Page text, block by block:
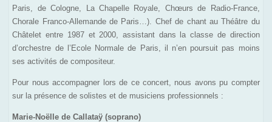
Paris, de Cologne, La Chapelle Royale, Chœurs de Radio-France,
Chorale Franco-Allemande de Paris…). Chef de chant au Théâtre du
Châtelet entre 1987 et 2000, assistant dans la classe de direction
d’orchestre de l’Ecole Normale de Paris, il n’en poursuit pas moins
ses activités de compositeur.
Pour nous accompagner lors de ce concert, nous avons pu compter
sur la présence de solistes et de musiciens professionnels :
Marie-Noëlle de Callataÿ (soprano)